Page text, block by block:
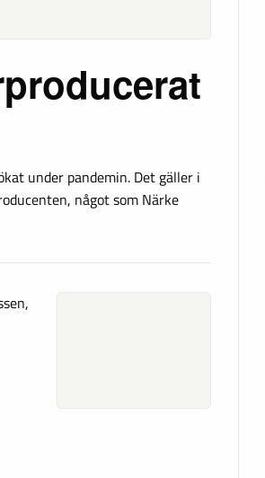
under pandemin. Det gäller i
något som Närke